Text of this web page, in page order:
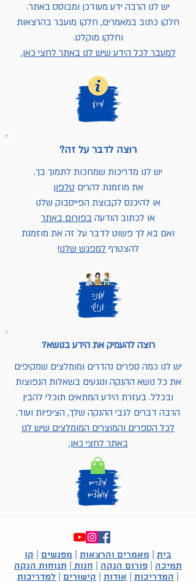
יש לנו הרבה ידע מעודכן ומבוסס באתר.
חלקו כתוב במאמרים, חלקו מועבר בהרצאות
וחלקו מוקלט.
למעבר לכל הידע שיש לנו באתר לחצי כאן.
רוצה לדבר על זה?
יש לנו מדריכות שמחכות לתמוך בך.
את מוזמנת להרים טלפון
או להיכנס לקבוצת הפייסבוק שלנו
או לכתוב הודעה בפורום באתר
ואם בא לך פשוט לדבר על זה את מוזמנת
להצטרף למפגש שלנו!
רוצה להעמיק את הידע בנושא?
יש לנו כמה ספרים נהדרים ומומלצים שמקיפים
את כל נושא ההנקה ונוגעים בשאלות הנפוצות
ובכלל. בעזרת הידע המתאים תוכלי להבין
הרבה דברים לגבי ההנקה שלך, הציפיות ועוד.
לכל הספרים והמוצרים המומלצים שיש לנו
באתר לחצי כאן.
בית מאמרים והרצאות מפגשים
קו
תמיכה
פורום הנקה חנות
תנוחות הנקה
המדריכות אודות קישורים למדריכות